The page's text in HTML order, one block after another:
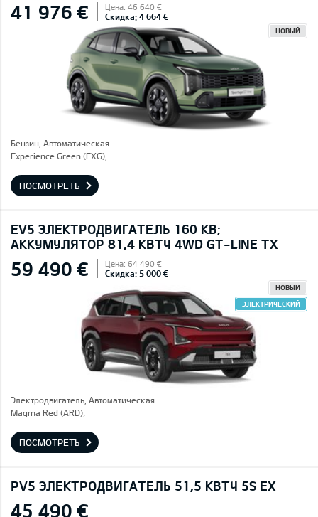
41 976 € Цена: 46 640 €
Скидка: 4 664 €
НОВЫЙ
Бензин, Автоматическая
Experience Green (EXG),
ПОСМОТРЕТЬ
EV5 ЭЛЕКТРОДВИГАТЕЛЬ 160 КВ;
AККУМУЛЯТОР 81,4 КВТЧ 4WD GT-LINE TX
59 490 € Цена: 64 490 €
Скидка: 5 000 €
НОВЫЙ
ЭЛЕКТРИЧЕСКИЙ
Электродвигатель, Автоматическая
Magma Red (ARD),
ПОСМОТРЕТЬ
PV5 ЭЛЕКТРОДВИГАТЕЛЬ 51,5 КВТЧ 5S EX
45 490 €